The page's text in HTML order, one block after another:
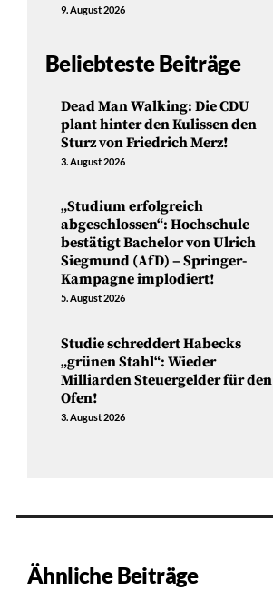
9. August 2026
Beliebteste Beiträge
Dead Man Walking: Die CDU
plant hinter den Kulissen den
Sturz von Friedrich Merz!
3. August 2026
„Studium erfolgreich
abgeschlossen“: Hochschule
bestätigt Bachelor von Ulrich
Siegmund (AfD) – Springer-
Kampagne implodiert!
5. August 2026
Studie schreddert Habecks
„grünen Stahl“: Wieder
Milliarden Steuergelder für den
Ofen!
3. August 2026
Ähnliche Beiträge